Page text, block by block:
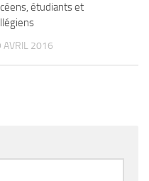
étudiants et
AVRIL 2016